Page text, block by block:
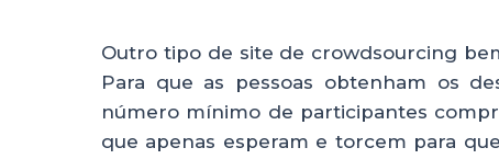
Outro tipo de site de crowdsourcing
Para que as pessoas obtenham os
número mínimo de participantes
que apenas esperam e torcem para